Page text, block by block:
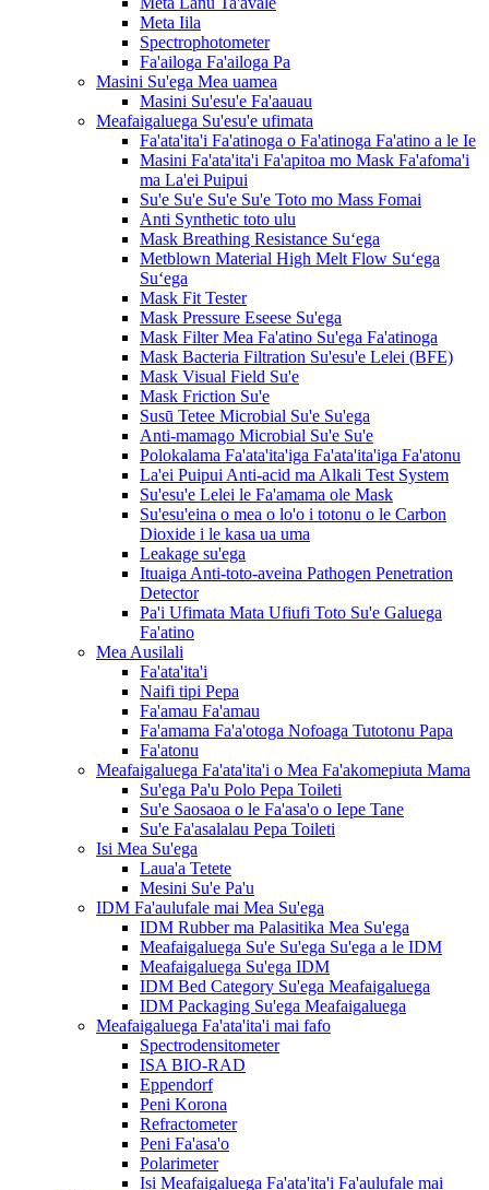
Meta Iila
Spectrophotometer
Fa'ailoga Fa'ailoga Pa
Masini Su'ega Mea uamea
Masini Su'esu'e Fa'aauau
Meafaigaluega Su'esu'e ufimata
Fa'ata'ita'i Fa'atinoga o Fa'atinoga Fa'atino a le Ie
Masini Fa'ata'ita'i Fa'apitoa mo Mask Fa'afoma'i
ma La'ei Puipui
Su'e Su'e Su'e Su'e Toto mo Mass Fomai
Anti Synthetic toto ulu
Mask Breathing Resistance Suʻega
Metblown Material High Melt Flow Suʻega
Suʻega
Mask Fit Tester
Mask Pressure Eseese Su'ega
Mask Filter Mea Fa'atino Su'ega Fa'atinoga
Mask Bacteria Filtration Su'esu'e Lelei (BFE)
Mask Visual Field Su'e
Mask Friction Su'e
Susū Tetee Microbial Su'e Su'ega
Anti-mamago Microbial Su'e Su'e
Polokalama Fa'ata'ita'iga Fa'ata'ita'iga Fa'atonu
La'ei Puipui Anti-acid ma Alkali Test System
Su'esu'e Lelei le Fa'amama ole Mask
Su'esu'eina o mea o lo'o i totonu o le Carbon
Dioxide i le kasa ua uma
Leakage su'ega
Ituaiga Anti-toto-aveina Pathogen Penetration
Detector
Pa'i Ufimata Mata Ufiufi Toto Su'e Galuega
Fa'atino
Mea Ausilali
Fa'ata'ita'i
Naifi tipi Pepa
Fa'amau Fa'amau
Fa'amama Fa'a'otoga Nofoaga Tutotonu Papa
Fa'atonu
Meafaigaluega Fa'ata'ita'i o Mea Fa'akomepiuta Mama
Su'ega Pa'u Polo Pepa Toileti
Su'e Saosaoa o le Fa'asa'o o Iepe Tane
Su'e Fa'asalalau Pepa Toileti
Isi Mea Su'ega
Laua'a Tetete
Mesini Su'e Pa'u
IDM Fa'aulufale mai Mea Su'ega
IDM Rubber ma Palasitika Mea Su'ega
Meafaigaluega Su'e Su'ega Su'ega a le IDM
Meafaigaluega Su'ega IDM
IDM Bed Category Su'ega Meafaigaluega
IDM Packaging Su'ega Meafaigaluega
Meafaigaluega Fa'ata'ita'i mai fafo
Spectrodensitometer
ISA BIO-RAD
Eppendorf
Peni Korona
Refractometer
Peni Fa'asa'o
Polarimeter
Isi Meafaigaluega Fa'ata'ita'i Fa'aulufale mai